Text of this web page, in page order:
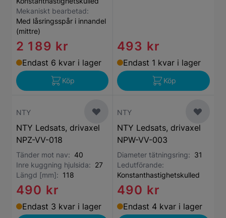
Mekaniskt bearbetad:
Med låsringsspår i innandel
(mittre)
2 189 kr
Endast 6 kvar i lager
Köp
493 kr
Endast 1 kvar i lager
Köp
NTY
NTY Ledsats, drivaxel
NPZ-VV-018
Tänder mot nav: 40
Inre kuggning hjulsida: 27
Längd [mm]: 118
490 kr
Endast 3 kvar i lager
NTY
NTY Ledsats, drivaxel
NPW-VV-003
Diameter tätningsring: 31
Ledutförande:
Konstanthastighetskulled
490 kr
Endast 4 kvar i lager